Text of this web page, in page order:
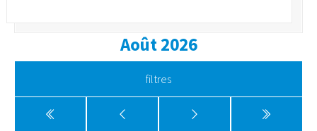
Août 2026
filtres